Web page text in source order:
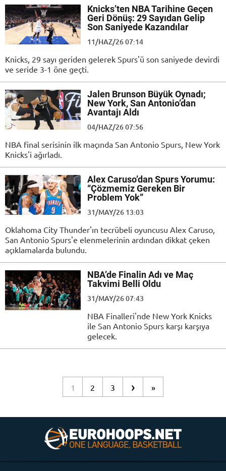
Knicks’ten NBA Tarihine Geçen
Geri Dönüş: 29 Sayıdan Gelip
Son Saniyede Kazandılar
11/HAZ/26 07:14
Knicks, 29 sayı geriden gelerek Spurs'ü son saniyede devirdi
ve seride 3-1 öne geçti.
Jalen Brunson Büyük Oynadı;
New York, San Antonio’dan
Avantajı Aldı
04/HAZ/26 07:56
NBA final serisinin ilk maçında San Antonio Spurs, New York
Knicks'i ağırladı.
Alex Caruso’dan Spurs Yorumu:
“Çözmemiz Gereken Bir
Problem Yok”
31/MAY/26 13:03
Oklahoma City Thunder'ın tecrübeli oyuncusu Alex Caruso,
San Antonio Spurs'e elenmelerinin ardından dikkat çeken
açıklamalarda bulundu.
NBA’de Finalin Adı ve Maç
Takvimi Belli Oldu
31/MAY/26 07:43
NBA Finalleri'nde New York Knicks
ile San Antonio Spurs karşı karşıya
gelecek.
1 2 3 › »